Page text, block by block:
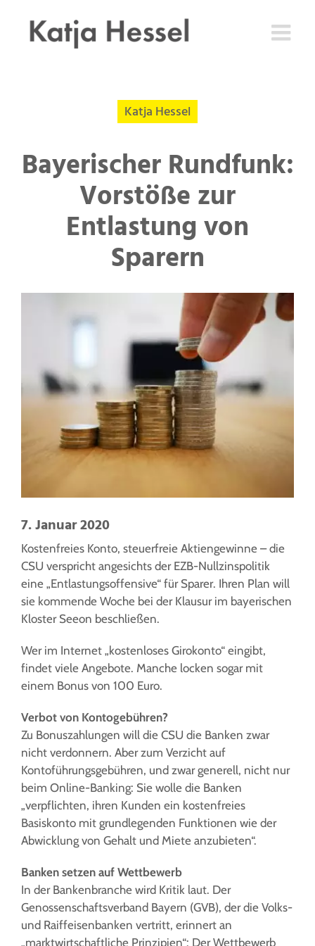
springen
Katja Hessel
Bayerischer Rundfunk:
Vorstöße zur
Entlastung von
Sparern
7. Januar 2020
Kostenfreies Konto, steuerfreie Aktiengewinne – die
CSU verspricht angesichts der EZB-Nullzinspolitik
eine „Entlastungsoffensive“ für Sparer. Ihren Plan will
sie kommende Woche bei der Klausur im bayerischen
Kloster Seeon beschließen.
Wer im Internet „kostenloses Girokonto“ eingibt,
findet viele Angebote. Manche locken sogar mit
einem Bonus von 100 Euro.
Verbot von Kontogebühren?
Zu Bonuszahlungen will die CSU die Banken zwar
nicht verdonnern. Aber zum Verzicht auf
Kontoführungsgebühren, und zwar generell, nicht nur
beim Online-Banking: Sie wolle die Banken
„verpflichten, ihren Kunden ein kostenfreies
Basiskonto mit grundlegenden Funktionen wie der
Abwicklung von Gehalt und Miete anzubieten“.
Banken setzen auf Wettbewerb
In der Bankenbranche wird Kritik laut. Der
Genossenschaftsverband Bayern (GVB), der die Volks-
und Raiffeisenbanken vertritt, erinnert an
„marktwirtschaftliche Prinzipien“: Der Wettbewerb